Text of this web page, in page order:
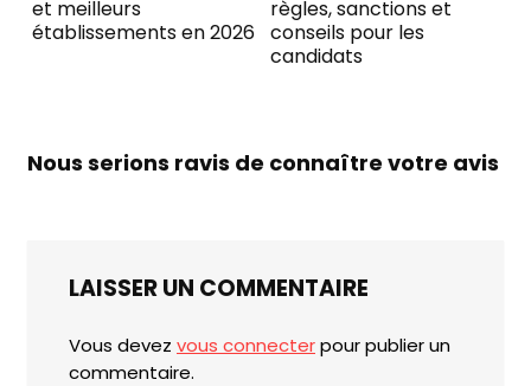
et meilleurs
établissements en 2026
règles, sanctions et
conseils pour les
candidats
Nous serions ravis de connaître votre avis
LAISSER UN COMMENTAIRE
Vous devez vous connecterpour publier un
commentaire.